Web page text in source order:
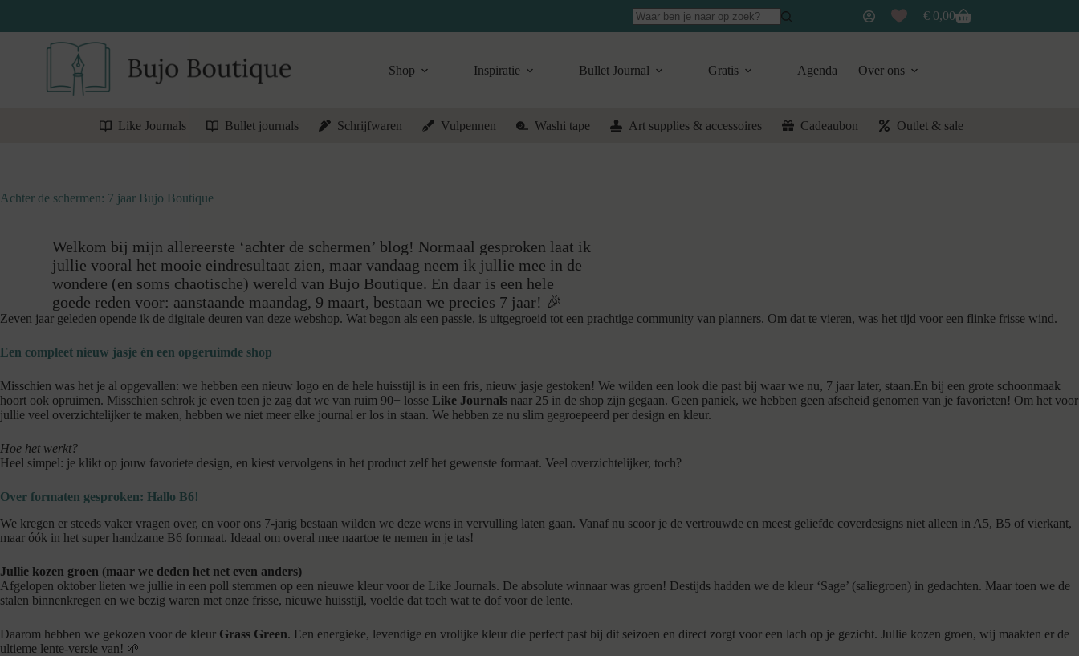
de
Geen
Winkelwagen
€0,00
Shop Inspiratie Bullet Journal Gratis Agenda Over ons
Like Journals Bullet journals Schrijfwaren Vulpennen Washi tape Art supplies & accessoires Cadeaubon Outlet & sale
Achter de schermen: 7 jaar Bujo Boutique
Welkom bij mijn allereerste ‘achter de schermen’ blog! Normaal gesproken laat ik
jullie vooral het mooie eindresultaat zien, maar vandaag neem ik jullie mee in de
wondere (en soms chaotische) wereld van Bujo Boutique. En daar is een hele
goede reden voor: aanstaande maandag, 9 maart, bestaan we precies 7 jaar! 🎉
Zeven jaar geleden opende ik de digitale deuren van deze webshop. Wat begon als een passie, is uitgegroeid tot een prachtige community van planners. Om dat te vieren, was het tijd voor een flinke frisse wind.
Een compleet nieuw jasje én een opgeruimde shop
Misschien was het je al opgevallen: we hebben een nieuw logo en de hele huisstijl is in een fris, nieuw jasje gestoken! We wilden een look die past bij waar we nu, 7 jaar later, staan.En bij een grote schoonmaak
hoort ook opruimen. Misschien schrok je even toen je zag dat we van ruim 90+ losse Like Journals naar 25 in de shop zijn gegaan. Geen paniek, we hebben geen afscheid genomen van je favorieten! Om het voor
jullie veel overzichtelijker te maken, hebben we niet meer elke journal er los in staan. We hebben ze nu slim gegroepeerd per design en kleur.
Hoe het werkt?
Heel simpel: je klikt op jouw favoriete design, en kiest vervolgens in het product zelf het gewenste formaat. Veel overzichtelijker, toch?
Over formaten gesproken: Hallo B6!
We kregen er steeds vaker vragen over, en voor ons 7-jarig bestaan wilden we deze wens in vervulling laten gaan. Vanaf nu scoor je de vertrouwde en meest geliefde coverdesigns niet alleen in A5, B5 of vierkant,
maar óók in het super handzame B6 formaat. Ideaal om overal mee naartoe te nemen in je tas!
Jullie kozen groen (maar we deden het net even anders)
Afgelopen oktober lieten we jullie in een poll stemmen op een nieuwe kleur voor de Like Journals. De absolute winnaar was groen! Destijds hadden we de kleur ‘Sage’ (saliegroen) in gedachten. Maar toen we de
stalen binnenkregen en we bezig waren met onze frisse, nieuwe huisstijl, voelde dat toch wat te dof voor de lente.
Daarom hebben we gekozen voor de kleur Grass Green. Een energieke, levendige en vrolijke kleur die perfect past bij dit seizoen en direct zorgt voor een lach op je gezicht. Jullie kozen groen, wij maakten er de
ultieme lente-versie van! 🌱